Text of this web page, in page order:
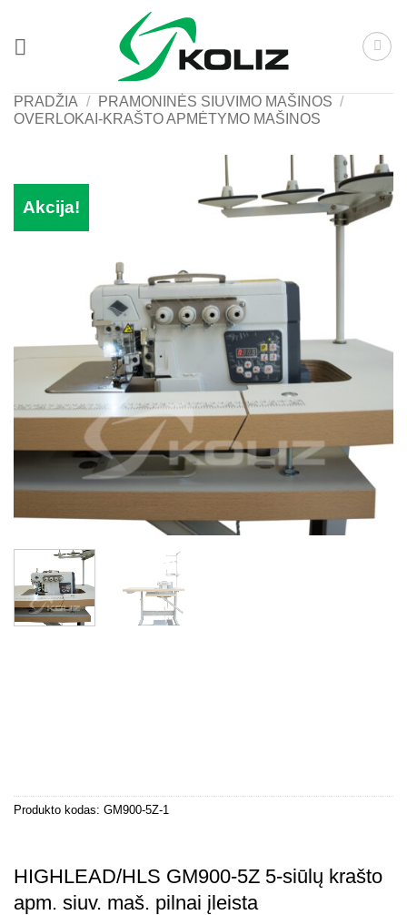
content
PRADŽIA / PRAMONINĖS SIUVIMO MAŠINOS /
OVERLOKAI-KRAŠTO APMĖTYMO MAŠINOS
Akcija!
Produkto kodas: GM900-5Z-1
HIGHLEAD/HLS GM900-5Z 5-siūlų krašto
apm. siuv. maš. pilnai įleista